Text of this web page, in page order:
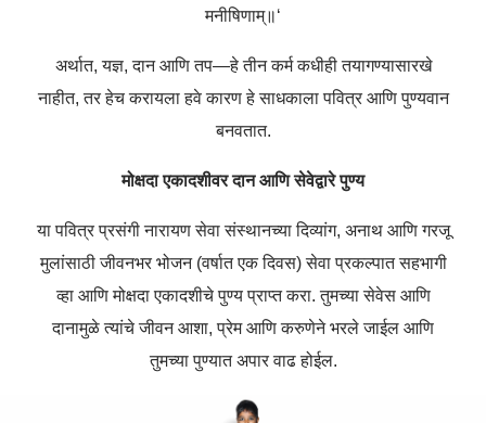
मनीषिणाम्॥‘
अर्थात,यज्ञ,दान आणि तप—हे तीन कर्म कधीही तयागण्यासारखे
नाहीत,तर हेच करायला हवे कारण हे साधकाला पवित्र आणि पुण्यवान
बनवतात.
मोक्षदा एकादशीवर दान आणि सेवेद्वारे पुण्य
या पवित्र प्रसंगी नारायण सेवा संस्थानच्या दिव्यांग, अनाथ आणि गरजू
मुलांसाठी जीवनभर भोजन(वर्षात एक दिवस)सेवा प्रकल्पात सहभागी
व्हा आणि मोक्षदा एकादशीचे पुण्य प्राप्त करा.तुमच्या सेवेस आणि
दानामुळे त्यांचे जीवन आशा,प्रेम आणि करुणेने भरले जाईल आणि
तुमच्या पुण्यात अपार वाढ होईल.